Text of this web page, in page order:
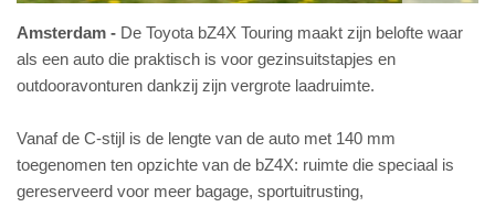
Amsterdam
De Toyota bZ4X Touring maakt zijn belofte waar
als een auto die praktisch is voor gezinsuitstapjes en
outdooravonturen dankzij zijn vergrote laadruimte.
Vanaf de C-stijl is de lengte van de auto met 140 mm
toegenomen ten opzichte van de bZ4X: ruimte die speciaal is
gereserveerd voor meer bagage, sportuitrusting,